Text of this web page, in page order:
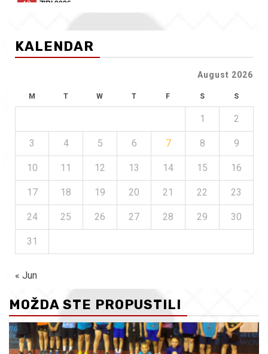
KALENDAR
August 2026
M T W T F S S
1 2
3 4 5 6 7 8 9
10 11 12 13 14 15 16
17 18 19 20 21 22 23
24 25 26 27 28 29 30
31
« Jun
MOŽDA STE PROPUSTILI